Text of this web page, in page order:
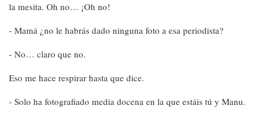
la mesita. Oh no… ¡Oh no!
- Mamá ¿no le habrás dado ninguna foto a esa periodista?
- No… claro que no.
Eso me hace respirar hasta que dice.
- Solo ha fotografiado media docena en la que estáis tú y Manu.